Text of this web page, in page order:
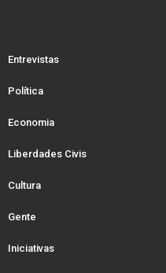
Entrevistas
Política
Economia
Liberdades Civis
Cultura
Gente
Iniciativas